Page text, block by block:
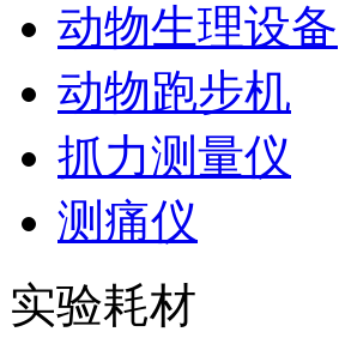
动物生理设备
动物跑步机
抓力测量仪
测痛仪
实验耗材